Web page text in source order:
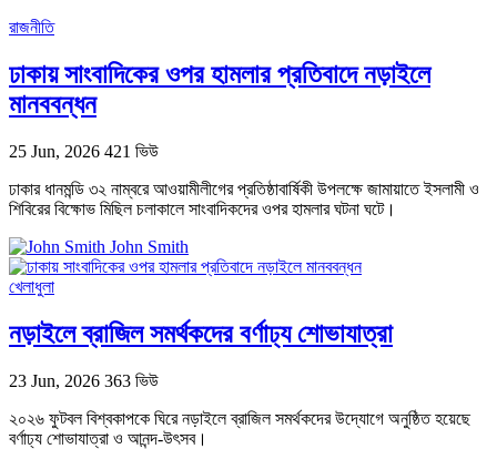
রাজনীতি
ঢাকায় সাংবাদিকের ওপর হামলার প্রতিবাদে নড়াইলে
মানববন্ধন
25 Jun, 2026 421 ভিউ
ঢাকার ধানমন্ডি ৩২ নাম্বরে আওয়ামীলীগের প্রতিষ্ঠাবার্ষিকী উপলক্ষে জামায়াতে ইসলামী ও
শিবিরের বিক্ষোভ মিছিল চলাকালে সাংবাদিকদের ওপর হামলার ঘটনা ঘটে।
John Smith
খেলাধুলা
নড়াইলে ব্রাজিল সমর্থকদের বর্ণাঢ্য শোভাযাত্রা
23 Jun, 2026 363 ভিউ
২০২৬ ফুটবল বিশ্বকাপকে ঘিরে নড়াইলে ব্রাজিল সমর্থকদের উদ্যোগে অনুষ্ঠিত হয়েছে
বর্ণাঢ্য শোভাযাত্রা ও আনন্দ-উৎসব।